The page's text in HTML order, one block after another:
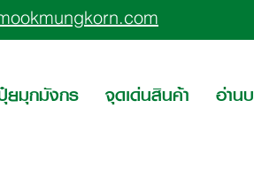
ยมุกมังกร จุดเด่นสินค้า อ่าน